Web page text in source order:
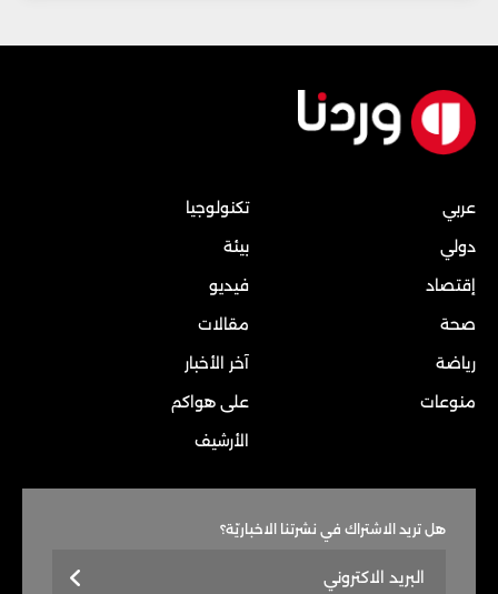
عربي
دولي
إقتصاد
صحة
رياضة
منوعات
تكنولوجيا
بيئة
فيديو
مقالات
آخر الأخبار
على هواكم
الأرشيف
هل تريد الاشتراك في نشرتنا الاخباريّة؟